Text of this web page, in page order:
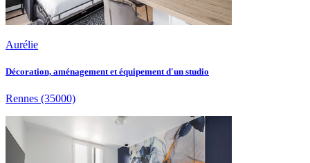
Aurélie
Décoration, aménagement et équipement d'un studio
Rennes (35000)